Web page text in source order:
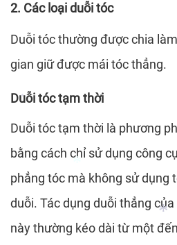
*
*
2. Các loại duỗi tóc
Duỗi tóc thường được chia
gian giữ được mái tóc thẳng.
Duỗi tóc tạm thời
Duỗi tóc tạm thời là phương
bằng cách chỉ sử dụng công
phẳng tóc mà không sử dụng
duỗi. Tác dụng duỗi thẳng
này thường kéo dài từ một